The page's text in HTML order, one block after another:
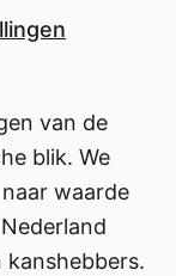
van de
blik. We
waarde